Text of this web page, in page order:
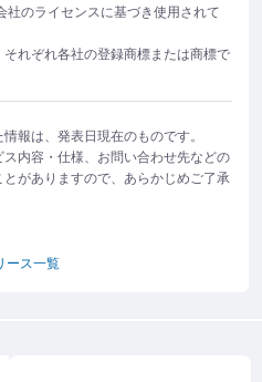
のライセンスに基づき使用されて
れぞれ各社の登録商標または商標で
報は、発表日現在のものです。
内容・仕様、お問い合わせ先などの
がありますので、あらかじめご了承
ース一覧